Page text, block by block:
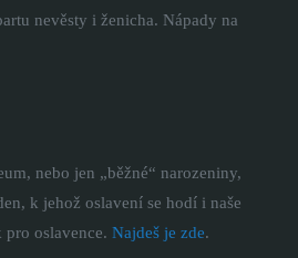
nevěsty i ženicha. Nápady na
nebo jen „běžné“ narozeniny,
k jehož oslavení se hodí i naše
pro oslavence. Najdeš je zde.